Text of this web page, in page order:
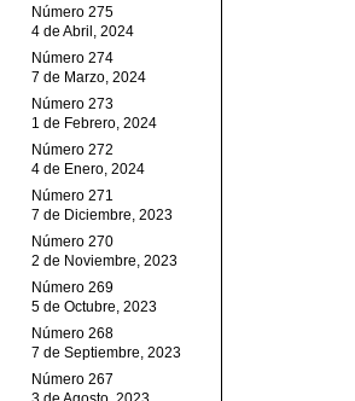
Número 275
4 de Abril, 2024
Número 274
7 de Marzo, 2024
Número 273
1 de Febrero, 2024
Número 272
4 de Enero, 2024
Número 271
7 de Diciembre, 2023
Número 270
2 de Noviembre, 2023
Número 269
5 de Octubre, 2023
Número 268
7 de Septiembre, 2023
Número 267